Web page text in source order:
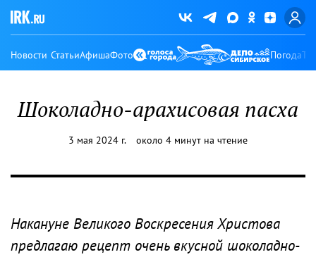
Новости СтатьиАфишаФото Погода
Шоколадно-арахисовая пасха
3 мая 2024 г. около 4 минут на чтение
Накануне Великого Воскресения Христова
предлагаю рецепт очень вкусной шоколадно-